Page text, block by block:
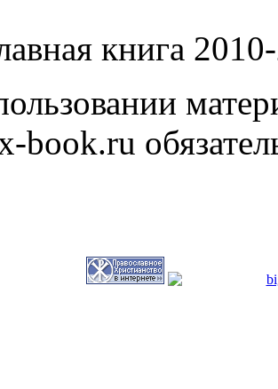
книга
book.ru